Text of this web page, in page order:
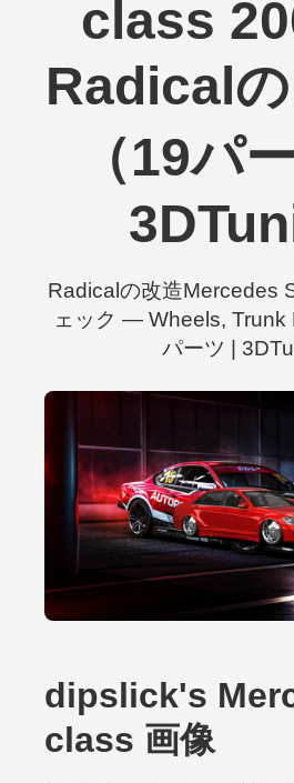
class
Radical
（19パ
Radicalの改造Mercedes
ェック — Wheels, Trunk
パーツ |
dipslick's
class 画像